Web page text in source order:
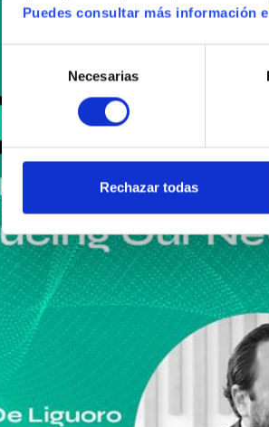
Puedes consultar más información
consentimiento
Necesarias
Rechazar todas